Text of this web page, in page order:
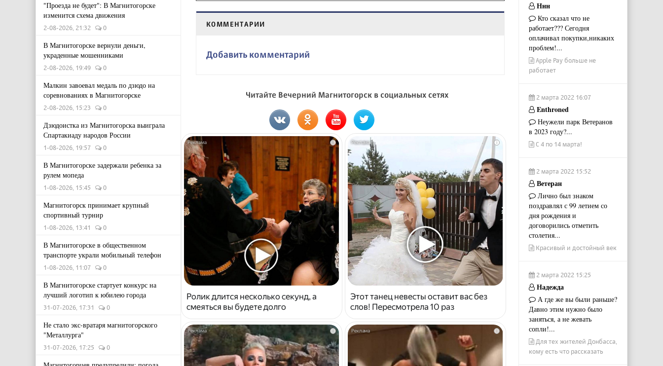
"Проезда не будет": В Магнитогорске
изменится схема движения
2-08-2026, 21:32 0
В Магнитогорске вернули деньги,
украденные мошенниками
2-08-2026, 19:49 0
Малкин завоевал медаль по дзюдо на
соревнованиях в Магнитогорске
2-08-2026, 15:23 0
Дзюдоистка из Магнитогорска выиграла
Спартакиаду народов России
1-08-2026, 19:57 0
В Магнитогорске задержали ребенка за
рулем мопеда
1-08-2026, 15:45 0
Магнитогорск принимает крупный
спортивный турнир
1-08-2026, 13:41 0
В Магнитогорске в общественном
транспорте украли мобильный телефон
1-08-2026, 11:07 0
В Магнитогорске стартует конкурс на
лучший логотип к юбилею города
31-07-2026, 17:31 0
Не стало экс-вратаря магнитогорского
"Металлурга"
31-07-2026, 17:25 0
КОММЕНТАРИИ
Добавить комментарий
Читайте Вечерний Магнитогорск в социальных сетях
i
Ролик длится несколько секунд, а
смеяться вы будете долго
i
Этот танец невесты оставит вас без
слов! Пересмотрела 10 раз
i i
Ннн
Кто сказал что не
работает??? Сегодня
оплачивал покупки,никаких
проблем!...
Apple Pay больше не
работает
2 марта 2022 16:07
Enthroned
Неужели парк Ветеранов
в 2023 году?...
С 4 по 14 марта!
2 марта 2022 15:52
Ветеран
Лично был знаком
поздравлял с 99 летием со
дня рождения и
договорились отметить
столетия...
Красивый и достойный век
2 марта 2022 15:25
Надежда
А где же вы были раньше?
Давно этим нужно было
заняться, а не жевать
сопли!...
Для тех жителей Донбасса,
кому есть что рассказать